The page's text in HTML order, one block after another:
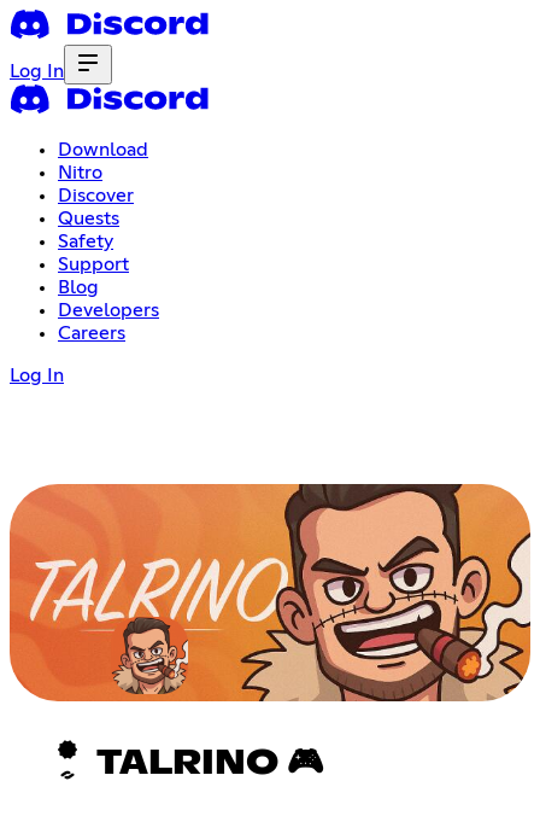
Log In
Download
Nitro
Discover
Quests
Safety
Support
Blog
Developers
Careers
Log In
TALRINO 🎮